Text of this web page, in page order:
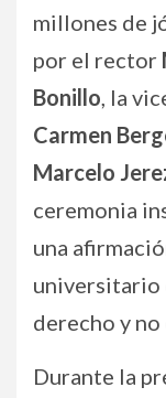
millones de
por el rector
Bonillo, la
Carmen
Marcelo
ceremonia
una
universitario
derecho y
Durante la